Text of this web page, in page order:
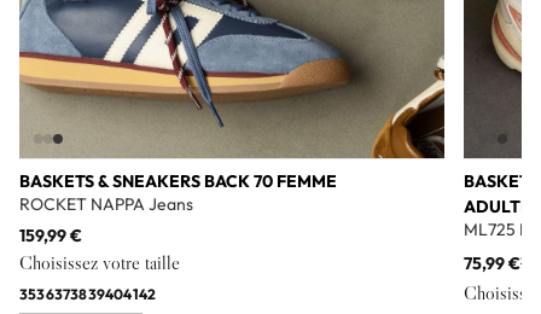
BASKETS & SNEAKERS BACK 70 FEMME
ROCKET NAPPA Jeans
159,99 €
Choisissez votre taille
3536373839404142
ADULTE
ML725
75,99 €